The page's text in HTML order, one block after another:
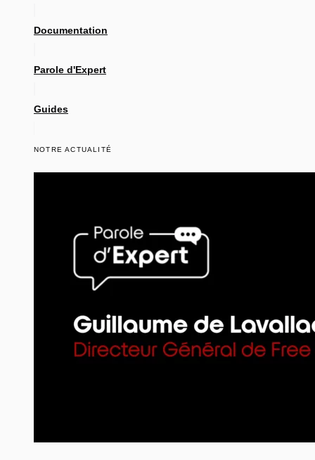
Documentation
Parole d'Expert
Guides
NOTRE ACTUALITÉ